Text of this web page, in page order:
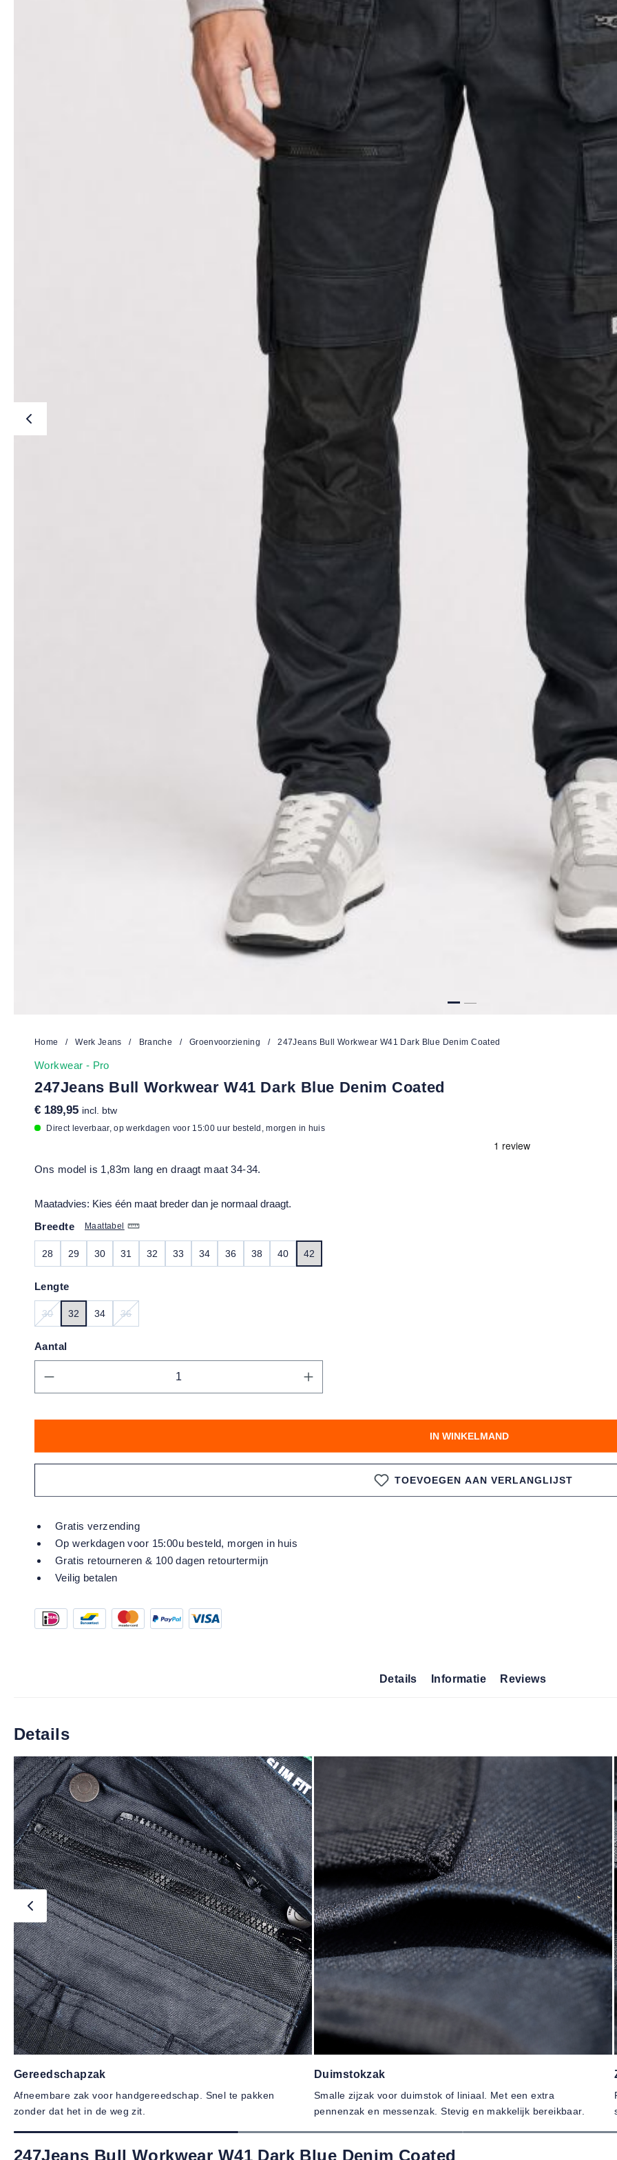
Home / Werk Jeans / Branche / Groenvoorziening / 247Jeans Bull Workwear W41 Dark Blue Denim Coated
Workwear - Pro
247Jeans Bull Workwear W41 Dark Blue Denim Coated
€ 189,95 incl. btw
Direct leverbaar, op werkdagen voor 15:00 uur besteld, morgen in huis
Ons model is 1,83m lang en draagt maat 34-34.
Maatadvies: Kies één maat breder dan je normaal draagt.
Maattabel
Breedte
28 29 30 31 32 33 34 36 38 40 42
Lengte
30
(DEZE OPTIE IS MOMENTEEL NIET BESCHIKBAAR.)
32 34 36
Aantal
Producthoeveelheid: Voer de gewenste hoeveelheid in of gebruik de
IN WINKELMAND
TOEVOEGEN AAN VERLANGLIJST
Gratis verzending
Op werkdagen voor 15:00u besteld, morgen in huis
Gratis retourneren & 100 dagen retourtermijn
Veilig betalen
Details Informatie Reviews
Details
Gereedschapzak
Afneembare zak voor handgereedschap. Snel te pakken
zonder dat het in de weg zit.
Duimstokzak
Smalle zijzak voor duimstok of liniaal. Met een extra
pennenzak en messenzak. Stevig en makkelijk bereikbaar.
247Jeans Bull Workwear W41 Dark Blue Denim Coated